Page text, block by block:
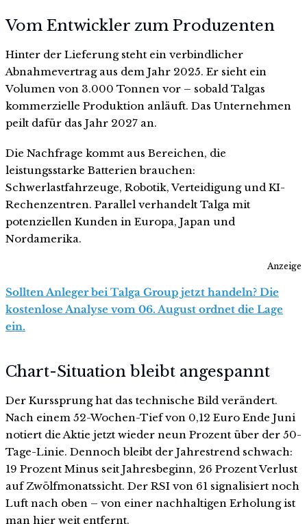
Vom Entwickler zum Produzenten
Hinter der Lieferung steht ein verbindlicher
Abnahmevertrag aus dem Jahr 2025. Er sieht ein
Volumen von 3.000 Tonnen vor – sobald Talgas
kommerzielle Produktion anläuft. Das Unternehmen
peilt dafür das Jahr 2027 an.
Die Nachfrage kommt aus Bereichen, die
leistungsstarke Batterien brauchen:
Schwerlastfahrzeuge, Robotik, Verteidigung und KI-
Rechenzentren. Parallel verhandelt Talga mit
potenziellen Kunden in Europa, Japan und
Nordamerika.
Anzeige
Sollten Anleger bei Talga Group jetzt handeln? Die
kostenlose Analyse vom 06. August ordnet die Lage
ein.
Chart-Situation bleibt angespannt
Der Kurssprung hat das technische Bild verändert.
Nach einem 52-Wochen-Tief von 0,12 Euro Ende Juni
notiert die Aktie jetzt wieder neun Prozent über der 50-
Tage-Linie. Dennoch bleibt der Jahrestrend schwach:
19 Prozent Minus seit Jahresbeginn, 26 Prozent Verlust
auf Zwölfmonatssicht. Der RSI von 61 signalisiert noch
Luft nach oben – von einer nachhaltigen Erholung ist
man hier weit entfernt.